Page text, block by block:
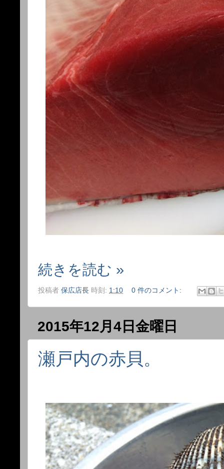
続きを読む »
投稿者 保広店長 時刻: 1:10 0 件のコメント:
2015年12月4日金曜日
瀬戸内の赤貝。